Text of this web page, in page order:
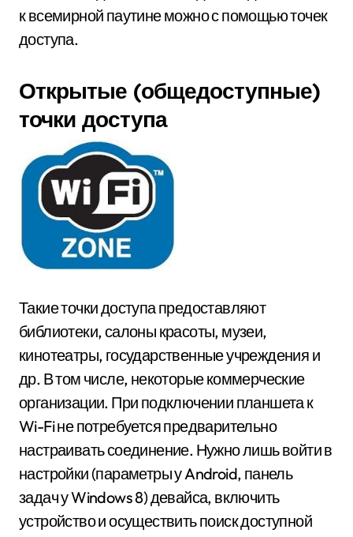
к всемирной паутине можно с помощью точек
доступа.
Открытые (общедоступные)
точки доступа
Такие точки доступа предоставляют
библиотеки, салоны красоты, музеи,
кинотеатры, государственные учреждения и
др. В том числе, некоторые коммерческие
организации. При подключении планшета к
Wi-Fi не потребуется предварительно
настраивать соединение. Нужно лишь войти в
настройки (параметры у Android, панель
задач у Windows 8) девайса, включить
устройство и осуществить поиск доступной